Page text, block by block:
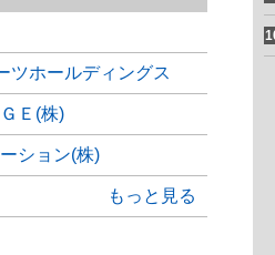
ツホールディングス
Ｅ(株)
ション(株)
もっと見る